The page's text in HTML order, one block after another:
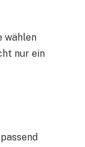
wählen
nur ein